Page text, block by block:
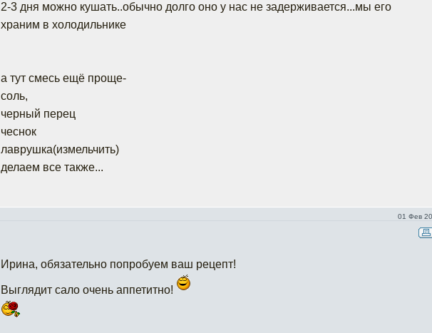
2-3 дня можно кушать..обычно долго оно у нас не задерживается...мы его
храним в холодильнике
а тут смесь ещё проще-
соль,
черный перец
чеснок
лаврушка(измельчить)
делаем все также...
01 Фев
Ирина, обязательно попробуем ваш рецепт!
Выглядит сало очень аппетитно!